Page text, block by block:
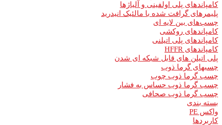
کامپاندهای پلی اولفینی و آلیاژها
پلیمرهای گرافت شده با مالئیک انیدرید
چسب‌های بین لایه ای
کامپاندهای روکشی
کامپاندهای پلی اتیلنی
کامپاندهای HFFR
پلی اتیلن های قابل شبکه ای شدن
چسبهای گرما ذوب
چسب گرما ذوب چوب
چسب گرما­ ذوب حساس به فشار
چسب گرما ذوب صحافی
بسته بندی
واکس PE
کاربردها